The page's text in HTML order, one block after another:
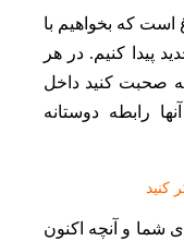
که بخواهیم با
پیدا کنیم. در هر
صحبت کنید داخل
رابطه دوستانه
کنید
شما و آنچه اکنون